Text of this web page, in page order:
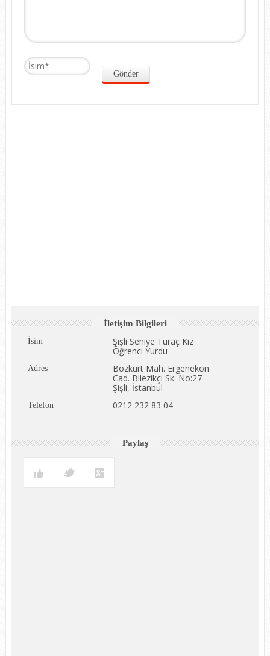
İletişim Bilgileri
İsim
Şişli Seniye Turaç Kız
Öğrenci Yurdu
Adres
Bozkurt Mah. Ergenekon
Cad. Bilezikçi Sk. No:27
Şişli, İstanbul
Telefon 0212 232 83 04
Paylaş